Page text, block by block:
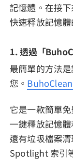
記憶體。在接
快速释放記憶
1. 透過「
最簡單的方法
您。
它是一款簡單
一鍵釋放記憶體
還有垃圾檔案清
Spotlight 索引